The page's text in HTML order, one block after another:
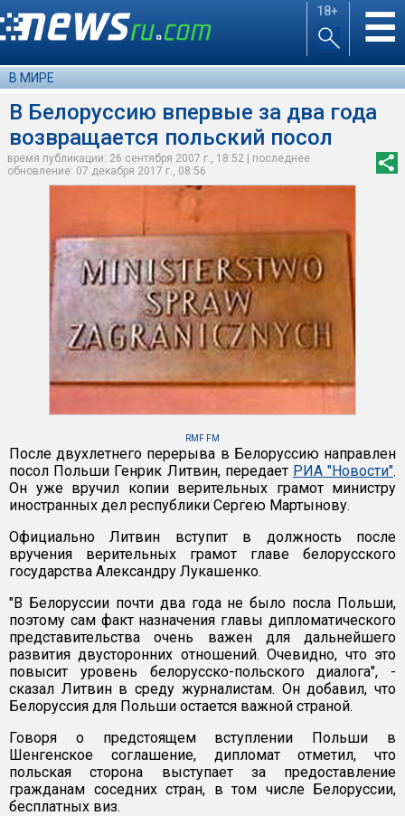
18+ ☰
В МИРЕ
В Белоруссию впервые за два года
возвращается польский посол
время публикации: 26 сентября 2007 г., 18:52 | последнее
обновление: 07 декабря 2017 г., 08:56
RMF FM
После двухлетнего перерыва в Белоруссию направлен
посол Польши Генрик Литвин, передает РИА "Новости".
Он уже вручил копии верительных грамот министру
иностранных дел республики Сергею Мартынову.
Официально Литвин вступит в должность после
вручения верительных грамот главе белорусского
государства Александру Лукашенко.
"В Белоруссии почти два года не было посла Польши,
поэтому сам факт назначения главы дипломатического
представительства очень важен для дальнейшего
развития двусторонних отношений. Очевидно, что это
повысит уровень белорусско-польского диалога", -
сказал Литвин в среду журналистам. Он добавил, что
Белоруссия для Польши остается важной страной.
Говоря о предстоящем вступлении Польши в
Шенгенское соглашение, дипломат отметил, что
польская сторона выступает за предоставление
гражданам соседних стран, в том числе Белоруссии,
бесплатных виз.